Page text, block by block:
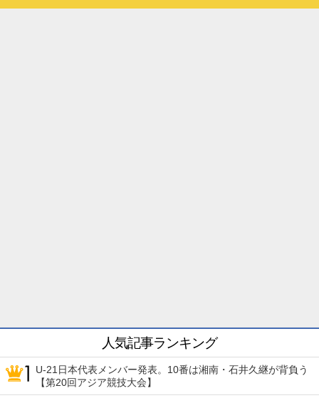
人気記事ランキング
U-21日本代表メンバー発表。10番は湘南・石井久継が背負う
【第20回アジア競技大会】